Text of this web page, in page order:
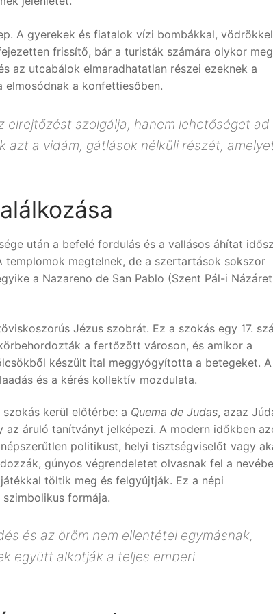
A gyerekek és fiatalok vízi bombákkal, vödrökkel
frissítő, bár a turisták számára olykor
az utcabálok elmaradhatatlan részei ezeknek a
elmosódnak a konfettiesőben.
elrejtőzést szolgálja, hanem lehetőséget ad
a vidám, gátlások nélküli részét,
után a befelé fordulás és a vallásos áhítat
templomok megtelnek, de a szertartások sokszor
a Nazareno de San Pablo (Szent Pál-i
Jézus szobrát. Ez a szokás egy 17.
a fertőzött városon, és amikor a
készült ital meggyógyította a betegeket.
és a kérés kollektív mozdulata.
kerül előtérbe: a Quema de Judas, azaz
áruló tanítványt jelképezi. A modern időkben
politikust, helyi tisztségviselőt vagy
gúnyos végrendeletet olvasnak fel a
töltik meg és felgyújtják. Ez a népi
formája.
és az öröm nem ellentétei egymásnak,
együtt alkotják a teljes emberi